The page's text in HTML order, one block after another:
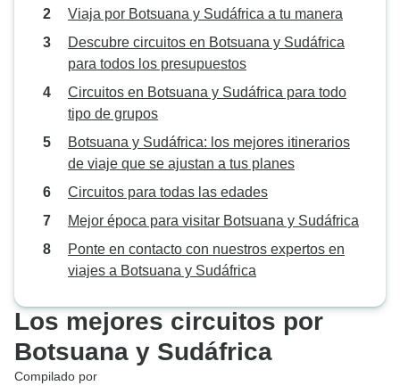
Viaja por Botsuana y Sudáfrica a tu manera
Descubre circuitos en Botsuana y Sudáfrica
para todos los presupuestos
Circuitos en Botsuana y Sudáfrica para todo
tipo de grupos
Botsuana y Sudáfrica: los mejores itinerarios
de viaje que se ajustan a tus planes
Circuitos para todas las edades
Mejor época para visitar Botsuana y Sudáfrica
Ponte en contacto con nuestros expertos en
viajes a Botsuana y Sudáfrica
Los mejores circuitos por
Botsuana y Sudáfrica
Compilado por